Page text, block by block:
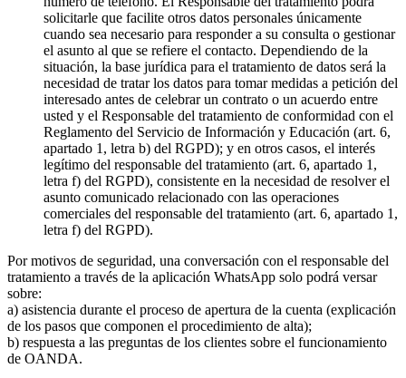
solicitarle que facilite otros datos personales únicamente
cuando sea necesario para responder a su consulta o gestionar
el asunto al que se refiere el contacto. Dependiendo de la
situación, la base jurídica para el tratamiento de datos será la
necesidad de tratar los datos para tomar medidas a petición del
interesado antes de celebrar un contrato o un acuerdo entre
usted y el Responsable del tratamiento de conformidad con el
Reglamento del Servicio de Información y Educación (art. 6,
apartado 1, letra b) del RGPD); y en otros casos, el interés
legítimo del responsable del tratamiento (art. 6, apartado 1,
letra f) del RGPD), consistente en la necesidad de resolver el
asunto comunicado relacionado con las operaciones
comerciales del responsable del tratamiento (art. 6, apartado 1,
letra f) del RGPD).
Por motivos de seguridad, una conversación con el responsable del
tratamiento a través de la aplicación WhatsApp solo podrá versar
sobre:
a) asistencia durante el proceso de apertura de la cuenta (explicación
de los pasos que componen el procedimiento de alta);
b) respuesta a las preguntas de los clientes sobre el funcionamiento
de OANDA.